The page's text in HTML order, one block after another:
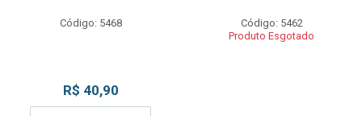
Código: 5468
R$ 40,90
Código: 5462
Produto Esgotado